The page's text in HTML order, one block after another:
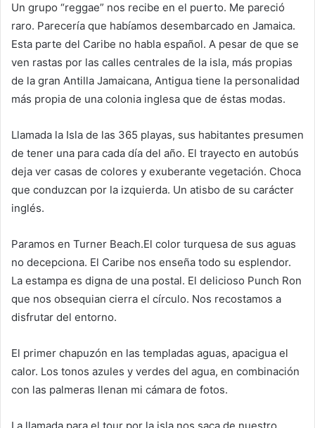
Un grupo “reggae” nos recibe en el puerto. Me pareció
raro. Parecería que habíamos desembarcado en Jamaica.
Esta parte del Caribe no habla español. A pesar de que se
ven rastas por las calles centrales de la isla, más propias
de la gran Antilla Jamaicana, Antigua tiene la personalidad
más propia de una colonia inglesa que de éstas modas.
Llamada la Isla de las 365 playas, sus habitantes presumen
de tener una para cada día del año. El trayecto en autobús
deja ver casas de colores y exuberante vegetación. Choca
que conduzcan por la izquierda. Un atisbo de su carácter
inglés.
Paramos en Turner Beach.El color turquesa de sus aguas
no decepciona. El Caribe nos enseña todo su esplendor.
La estampa es digna de una postal. El delicioso Punch Ron
que nos obsequian cierra el círculo. Nos recostamos a
disfrutar del entorno.
El primer chapuzón en las templadas aguas, apacigua el
calor. Los tonos azules y verdes del agua, en combinación
con las palmeras llenan mi cámara de fotos.